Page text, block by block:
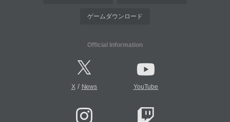
ゲームダウンロード
Official Information
X/ News YouTube